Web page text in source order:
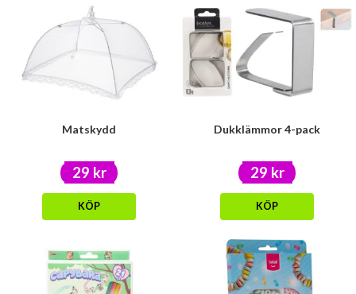
Matskydd
29 kr
KÖP
Dukklämmor 4-pack
29 kr
KÖP